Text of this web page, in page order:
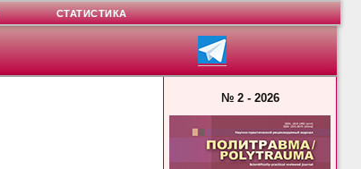
№ 2 - 2026
СТАТИСТИКА